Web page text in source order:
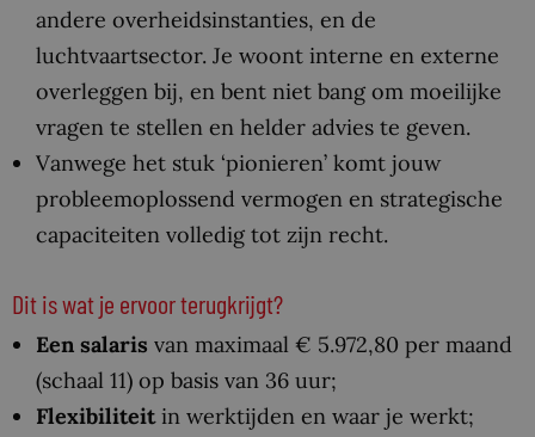
andere overheidsinstanties, en de
luchtvaartsector. Je woont interne en externe
overleggen bij, en bent niet bang om moeilijke
vragen te stellen en helder advies te geven.
Vanwege het stuk ‘pionieren’ komt jouw
probleemoplossend vermogen en strategische
capaciteiten volledig tot zijn recht.
Dit is wat je ervoor terugkrijgt?
Een salaris van maximaal € 5.972,80 per maand
(schaal 11) op basis van 36 uur;
Flexibiliteitin werktijden en waar je werkt;